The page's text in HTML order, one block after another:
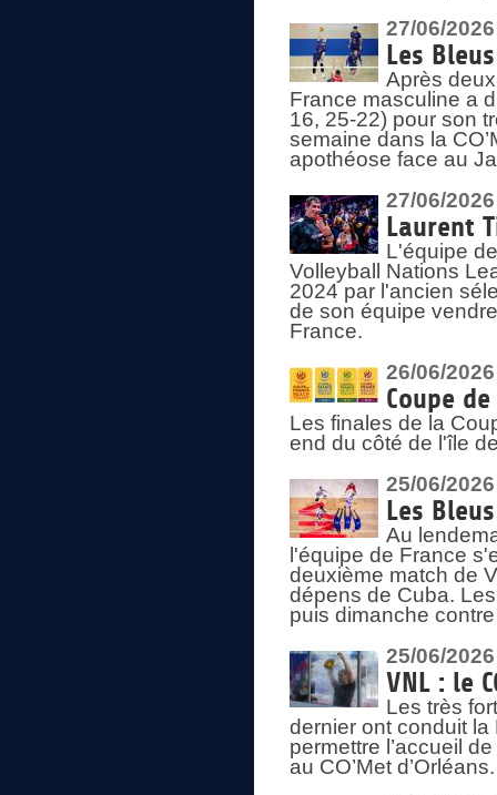
27/06/2026
Les
Après
France masculine a
16, 25-22) pour son
semaine dans la
apothéose face au
27/06/2026
Laurent
L'équipe
Volleyball Nations
2024 par l'ancien
de son équipe
France.
26/06/2026
Coupe
Les finales de la
end du côté de l'île
25/06/2026
Les
Au
l'équipe de France
deuxième match de
dépens de Cuba.
puis dimanche
25/06/2026
VNL : le
Les très
dernier ont conduit
permettre l’accueil
au CO’Met d’Orléans.